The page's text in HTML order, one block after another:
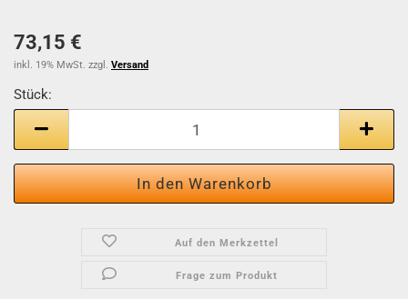
73,15 €
inkl. 19% MwSt. zzgl. Versand
Stück:
Stück
Auf den Merkzettel
Frage zum Produkt